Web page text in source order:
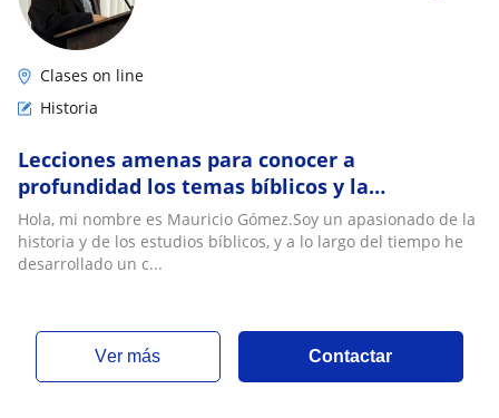
Clases on line
Historia
Lecciones amenas para conocer a
profundidad los temas bíblicos y la
importancia aplicada de la historia al día de
hoy
Hola, mi nombre es Mauricio Gómez.Soy un apasionado de la
historia y de los estudios bíblicos, y a lo largo del tiempo he
desarrollado un c...
ver más Contactar